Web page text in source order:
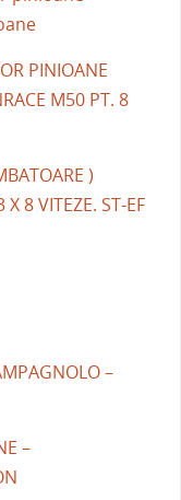
PINIOANE
M50 PT. 8
)
8 VITEZE. ST-EF
–
–